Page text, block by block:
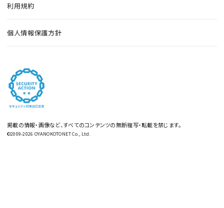
利用規約
個人情報保護方針
掲載の情報・画像など、すべてのコンテンツの無断複写・転載を禁じます。
©2009-2026 OYANOKOTONET Co., Ltd.